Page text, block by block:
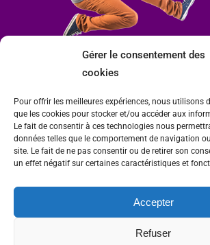
Gérer le consentement des
cookies
Pour offrir les meilleures expériences, nous utilisons
que les cookies pour stocker et/ou accéder aux
Le fait de consentir à ces technologies nous
données telles que le comportement de navigation
site. Le fait de ne pas consentir ou de retirer son
un effet négatif sur certaines caractéristiques et
Accepter
Refuser
Mairie de Condrieu | Copyright © 2023 |Mentions